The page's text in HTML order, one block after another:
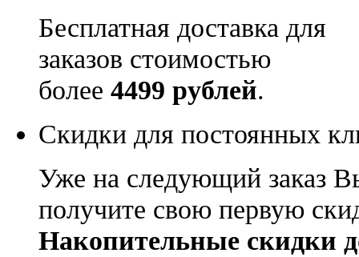
Бесплатная доставка для
заказов стоимостью
более 4499 рублей.
Скидки для постоянных
Уже на следующий заказ
получите свою первую
Накопительные скидки